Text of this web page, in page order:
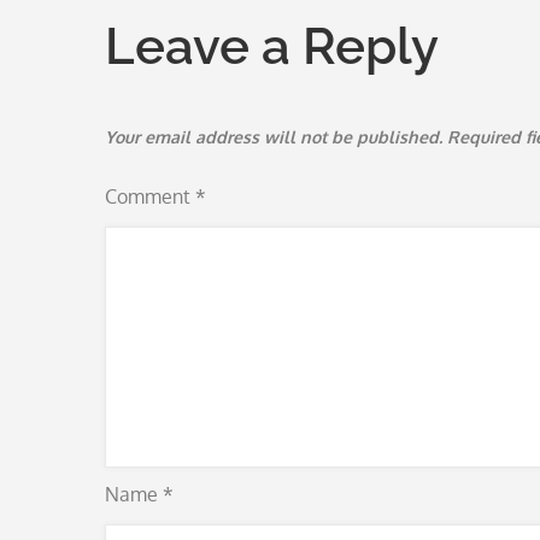
Leave a Reply
Your email address will not be published. Required
Comment *
Name *